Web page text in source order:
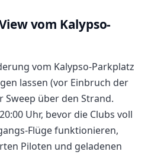
vom Kalypso-
vom Kalypso-Parkplatz
lassen (vor Einbruch der
Sweep über den Strand.
Uhr, bevor die Clubs voll
Flüge funktionieren,
Piloten und geladenen